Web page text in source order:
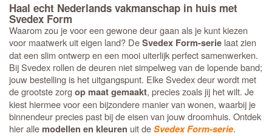
Haal echt Nederlands vakmanschap in huis met
Svedex Form
Waarom zou je voor een gewone deur gaan als je kunt kiezen
voor maatwerk uit eigen land? DeSvedex Form-serie laat zien
dat een slim ontwerp en een mooi uiterlijk perfect samenwerken.
Bij Svedex rollen de deuren niet simpelweg van de lopende band;
jouw bestelling is het uitgangspunt. Elke Svedex deur wordt met
de grootste zorgop maat gemaakt, precies zoals jij het wilt. Je
kiest hiermee voor een bijzondere manier van wonen, waarbij je
binnendeur precies past bij de eisen van jouw droomhuis. Ontdek
hier alle modellen en kleuren uit deSvedex Form-serie.